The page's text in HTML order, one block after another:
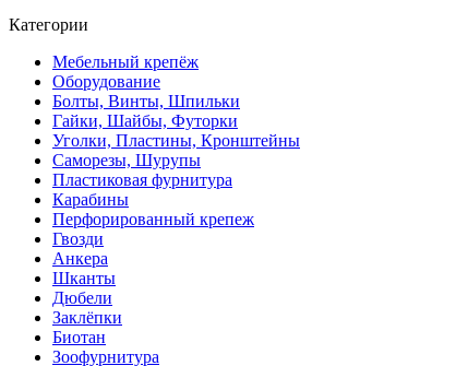
Категории
Мебельный крепёж
Оборудование
Болты, Винты, Шпильки
Гайки, Шайбы, Футорки
Уголки, Пластины, Кронштейны
Саморезы, Шурупы
Пластиковая фурнитура
Карабины
Перфорированный крепеж
Гвозди
Анкера
Шканты
Дюбели
Заклёпки
Биотан
Зоофурнитура